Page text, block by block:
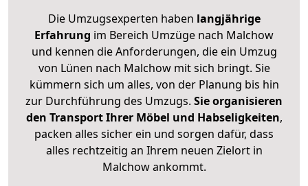
Die Umzugsexperten haben langjährige
Erfahrung im Bereich Umzüge nach Malchow
und kennen die Anforderungen, die ein Umzug
von Lünen nach Malchow mit sich bringt. Sie
kümmern sich um alles, von der Planung bis hin
zur Durchführung des Umzugs. Sie organisieren
den Transport Ihrer Möbel und Habseligkeiten,
packen alles sicher ein und sorgen dafür, dass
alles rechtzeitig an Ihrem neuen Zielort in
Malchow ankommt.